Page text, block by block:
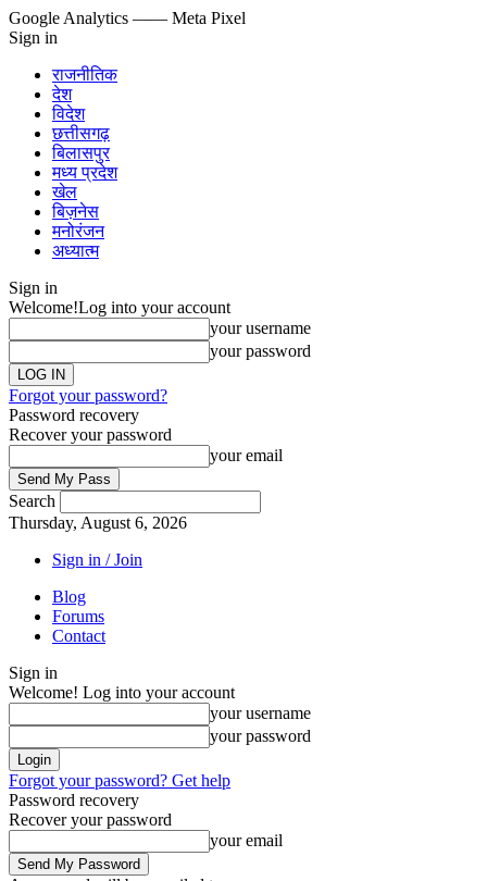
Google Analytics —— Meta Pixel
Sign in
राजनीतिक
देश
विदेश
छत्तीसगढ़
बिलासपुर
मध्य प्रदेश
खेल
बिज़नेस
मनोरंजन
अध्यात्म
Sign in
Welcome!Log into your account
your username
your password
Forgot your password?
Password recovery
Recover your password
your email
Search
Thursday, August 6, 2026
Sign in / Join
Blog
Forums
Contact
Sign in
Welcome! Log into your account
your username
your password
Forgot your password? Get help
Password recovery
Recover your password
your email